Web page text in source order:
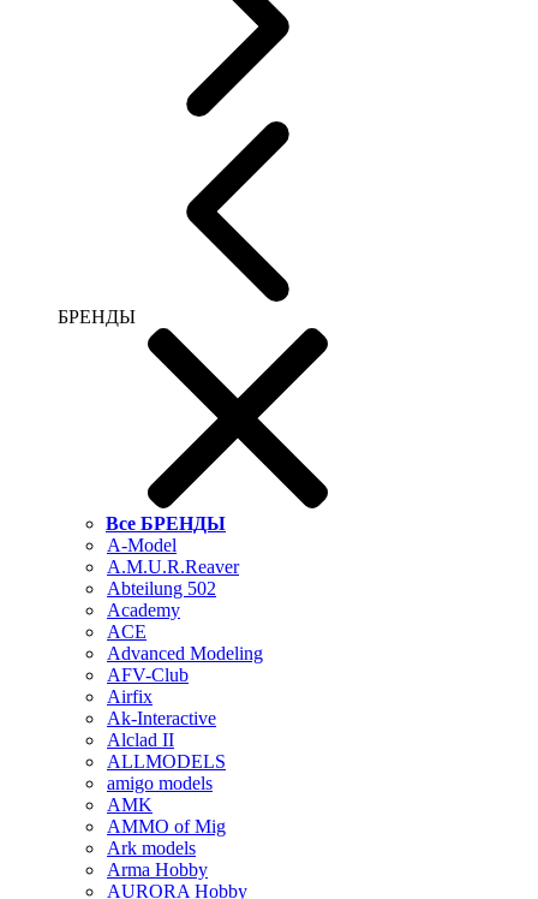
БРЕНДЫ
Все БРЕНДЫ
A-Model
A.M.U.R.Reaver
Abteilung 502
Academy
ACE
Advanced Modeling
AFV-Club
Airfix
Ak-Interactive
Alclad II
ALLMODELS
amigo models
AMK
AMMO of Mig
Ark models
Arma Hobby
AURORA Hobby